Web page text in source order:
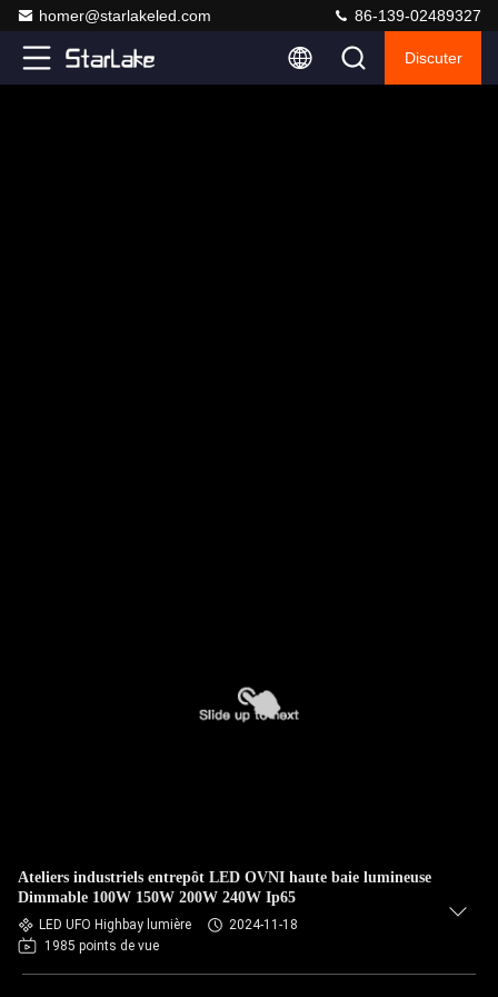
homer@starlakeled.com 86-139-02489327
Discuter
Ateliers industriels entrepôt LED OVNI haute baie lumineuse
Dimmable 100W 150W 200W 240W Ip65
LED UFO Highbay lumière
2024-11-18
1985 points de vue